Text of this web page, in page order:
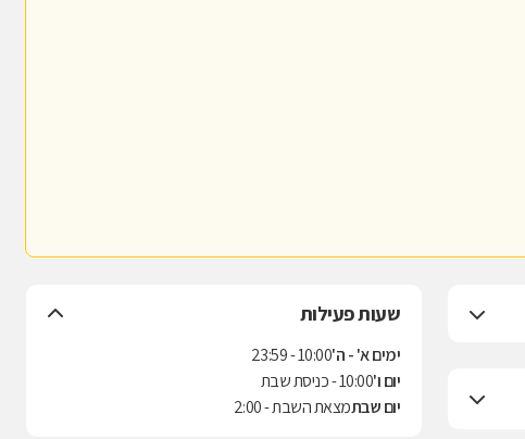
שעות פעילות
ימים א' - ה'10:00 - 23:59
יום ו'10:00 - כניסת שבת
יום שבתמצאת השבת - 2:00